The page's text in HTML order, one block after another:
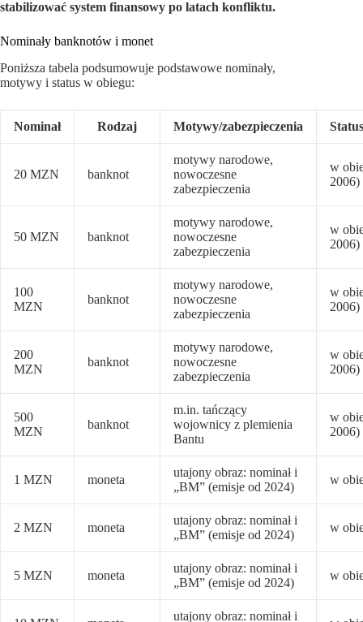
stabilizować system finansowy po latach konfliktu.
Nominały banknotów i monet
Poniższa tabela podsumowuje podstawowe nominały,
motywy i status w obiegu:
Nominał Rodzaj Motywy/zabezpieczenia
20 MZN banknot
motywy narodowe,
nowoczesne
zabezpieczenia
w
2006)
50 MZN banknot
motywy narodowe,
nowoczesne
zabezpieczenia
w
2006)
100
MZN
banknot
motywy narodowe,
nowoczesne
zabezpieczenia
w
2006)
200
MZN
banknot
motywy narodowe,
nowoczesne
zabezpieczenia
w
2006)
500
MZN
banknot
m.in. tańczący
wojownicy z plemienia
Bantu
w
2006)
1 MZN moneta
utajony obraz: nominał i
„BM” (emisje od 2024)
w
2 MZN moneta
utajony obraz: nominał i
„BM” (emisje od 2024)
w
5 MZN moneta
utajony obraz: nominał i
„BM” (emisje od 2024)
w
utajony obraz: nominał i